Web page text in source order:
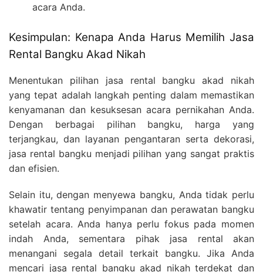
acara Anda.
Kesimpulan: Kenapa Anda Harus Memilih Jasa
Rental Bangku Akad Nikah
Menentukan pilihan jasa rental bangku akad nikah
yang tepat adalah langkah penting dalam memastikan
kenyamanan dan kesuksesan acara pernikahan Anda.
Dengan berbagai pilihan bangku, harga yang
terjangkau, dan layanan pengantaran serta dekorasi,
jasa rental bangku menjadi pilihan yang sangat praktis
dan efisien.
Selain itu, dengan menyewa bangku, Anda tidak perlu
khawatir tentang penyimpanan dan perawatan bangku
setelah acara. Anda hanya perlu fokus pada momen
indah Anda, sementara pihak jasa rental akan
menangani segala detail terkait bangku. Jika Anda
mencari jasa rental bangku akad nikah terdekat dan